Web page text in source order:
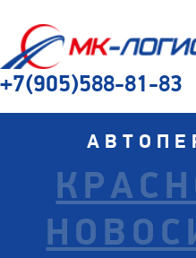
+7(905)588-81-83